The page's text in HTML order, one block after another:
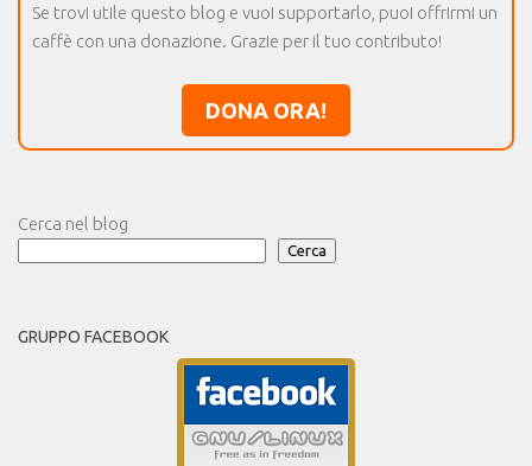
Se trovi utile questo blog e vuoi supportarlo, puoi offrirmi un
caffè con una donazione. Grazie per il tuo contributo!
DONA ORA!
Cerca nel blog
Cerca
GRUPPO FACEBOOK